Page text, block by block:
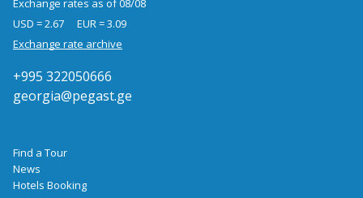
Exchange rates as of 08/08
USD = 2.67
EUR = 3.09
Exchange rate archive
+995 322050666
georgia@pegast.ge
Find a Tour
News
Hotels Booking